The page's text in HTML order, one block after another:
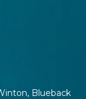
Blueback